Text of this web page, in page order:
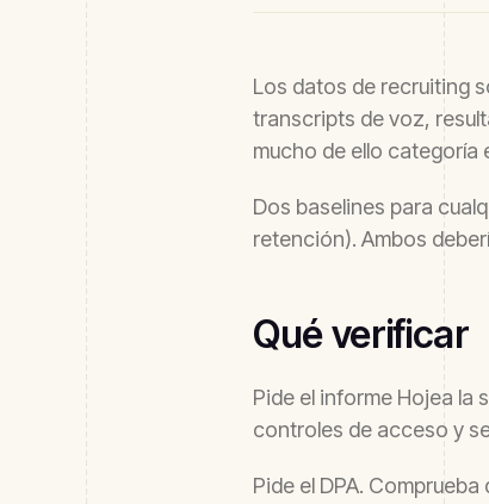
Los datos de recruiting
transcripts de voz,
mucho de ello categoría
Dos baselines para
retención). Ambos
Qué verificar
Pide el informe Hojea
controles de acceso y
Pide el DPA.